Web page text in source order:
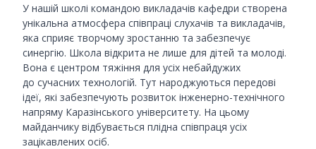
У нашій школі командою викладачів кафедри створена
унікальна атмосфера співпраці слухачів та викладачів,
яка сприяє творчому зростанню та забезпечує
синергію. Школа відкрита не лише для дітей та молоді.
Вона є центром тяжіння для усіх небайдужих
до сучасних технологій. Тут народжуються передові
ідеї, які забезпечують розвиток інженерно-технічного
напряму Каразінського університету. На цьому
майданчику відбувається плідна співпраця усіх
зацікавлених осіб.